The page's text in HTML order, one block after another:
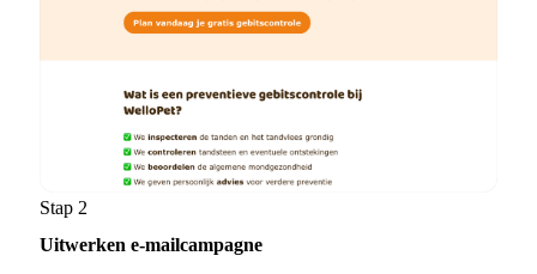
Stap 2
Uitwerken e-mailcampagne